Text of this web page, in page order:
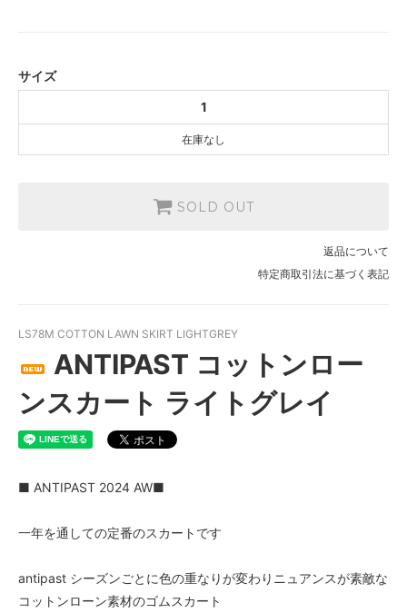
サイズ
1
在庫なし
SOLD OUT
返品について
特定商取引法に基づく表記
LS78M COTTON LAWN SKIRT LIGHTGREY
ANTIPAST コットンロー
ンスカート ライトグレイ
■ ANTIPAST 2024 AW■
一年を通しての定番のスカートです
antipast シーズンごとに色の重なりが変わりニュアンスが素敵な
コットンローン素材のゴムスカート